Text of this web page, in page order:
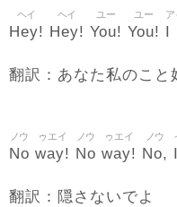
Hey!
ヘイ
Hey!
ヘイ
You!
ユー
You!
ユー
I
ア
翻訳：あなた私のこと
No
ノウ
way!
ゥエイ
No
ノウ
way!
ゥエイ
No,
ノウ
翻訳：隠さないでよ